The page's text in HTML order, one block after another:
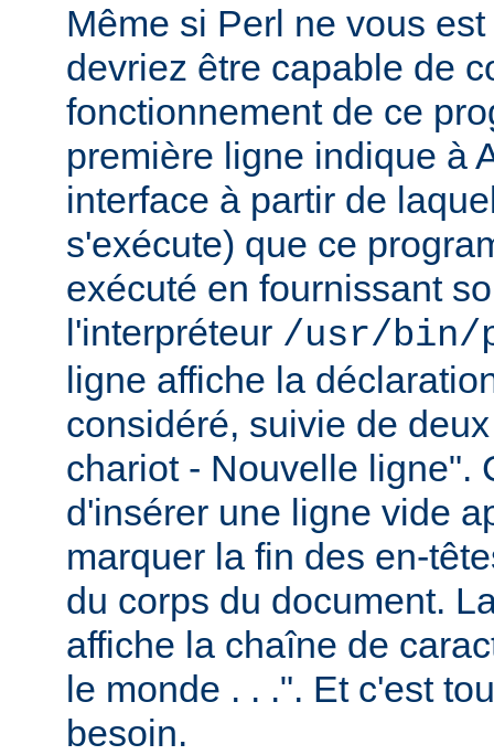
Même si Perl ne vous
devriez être capable de
fonctionnement de ce
première ligne indique à
interface à partir de
s'exécute) que ce
exécuté en fournissant
l'interpréteur /usr/bin/
ligne affiche la
considéré, suivie de
chariot - Nouvelle ligne".
d'insérer une ligne vide
marquer la fin des en-
du corps du document.
affiche la chaîne de
le monde . . .". Et c'est
besoin.